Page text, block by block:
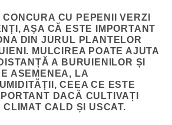
CU PEPENII VERZI
AȘA CĂ ESTE IMPORTANT
DIN JURUL PLANTELOR
MULCIREA POATE AJUTA
A BURUIENILOR ȘI
ASEMENEA, LA
CEEA CE ESTE
DACĂ CULTIVAȚI
CLIMAT CALD ȘI USCAT.